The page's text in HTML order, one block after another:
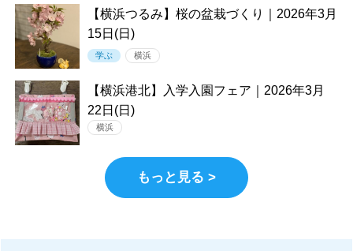
【横浜つるみ】桜の盆栽づくり｜2026年3月
15日(日)
学ぶ 横浜
【横浜港北】入学入園フェア｜2026年3月
22日(日)
横浜
もっと見る >